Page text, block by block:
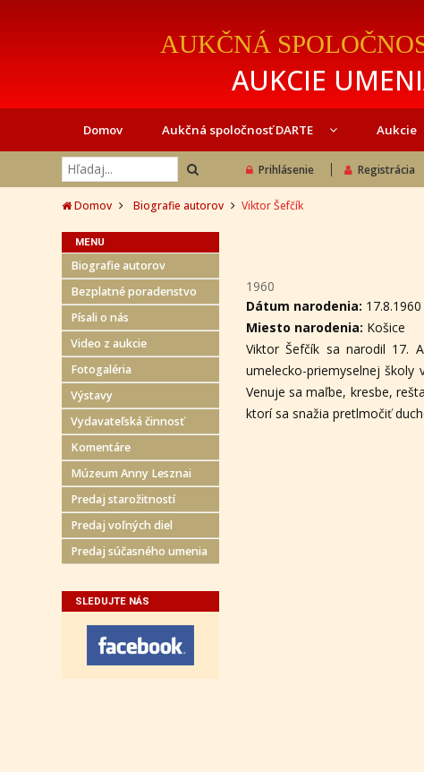
AUKČNÁ
AUKCIE
Domov Aukčná spoločnosť DARTE Aukcie
Prihlásenie Registrácia
Domov Biografie autorov Viktor Šefčík
MENU
Biografie autorov
Bezplatné poradenstvo
Písali o nás
Video z aukcie
Fotogaléria
Výstavy
Vydavateľská činnosť
Komentáre
Múzeum Anny Lesznai
Predaj starožitností
Predaj voľných diel
Predaj súčasného umenia
SLEDUJTE NÁS
1960
Dátum narodenia: 17.8.1960
Miesto narodenia: Košice
Viktor Šefčík sa narodil 17.
umelecko-priemyselnej
Venuje sa maľbe, kresbe,
ktorí sa snažia pretlmočiť